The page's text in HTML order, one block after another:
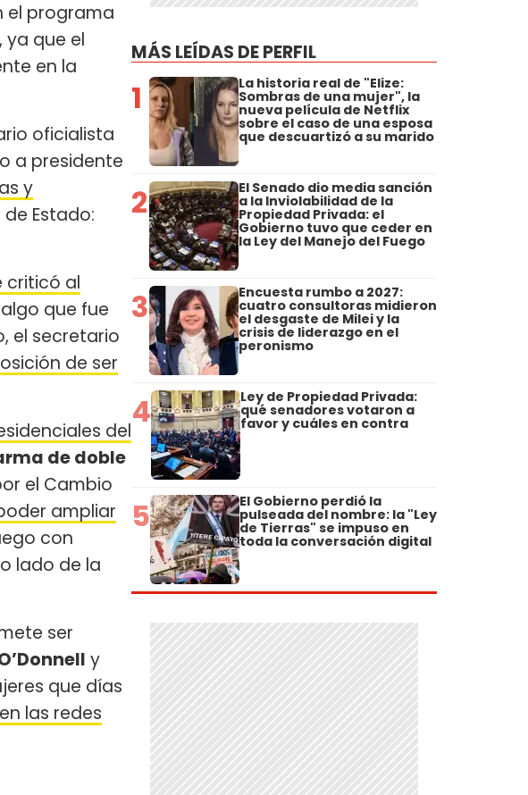
el programa
, ya que el
en la
oficialista
a presidente
y
Estado:
criticó al
que fue
el secretario
de ser
del
de doble
el Cambio
ampliar
con
lado de la
ser
y
que días
las redes
MÁS LEÍDAS DE PERFIL
1 La historia real de "Elize:
Sombras de una mujer", la
nueva película de Netflix
sobre el caso de una esposa
que descuartizó a su marido
2 El Senado dio media sanción
a la Inviolabilidad de la
Propiedad Privada: el
Gobierno tuvo que ceder en
la Ley del Manejo del Fuego
3 Encuesta rumbo a 2027:
cuatro consultoras midieron
el desgaste de Milei y la
crisis de liderazgo en el
peronismo
4 Ley de Propiedad Privada:
qué senadores votaron a
favor y cuáles en contra
5 El Gobierno perdió la
pulseada del nombre: la "Ley
de Tierras" se impuso en
toda la conversación digital